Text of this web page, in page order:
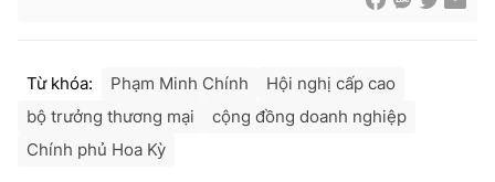
Từ khóa: Phạm Minh Chính
Hội nghị cấp cao
bộ trưởng thương mại
cộng đồng doanh nghiệp
Chính phủ Hoa Kỳ